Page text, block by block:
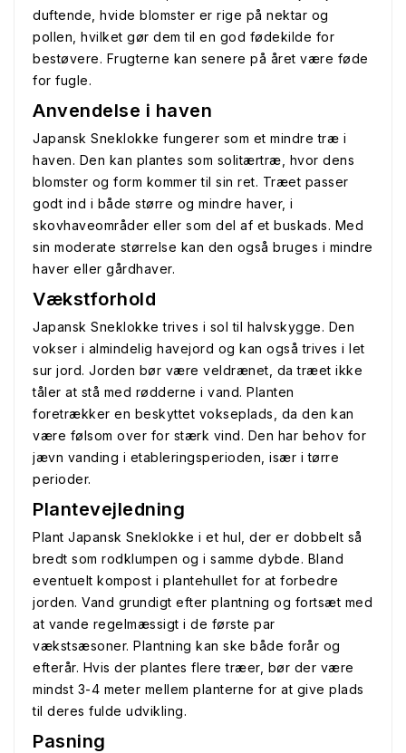
duftende, hvide blomster er rige på nektar og
pollen, hvilket gør dem til en god fødekilde for
bestøvere. Frugterne kan senere på året være føde
for fugle.
Anvendelse i haven
Japansk Sneklokke fungerer som et mindre træ i
haven. Den kan plantes som solitærtræ, hvor dens
blomster og form kommer til sin ret. Træet passer
godt ind i både større og mindre haver, i
skovhaveområder eller som del af et buskads. Med
sin moderate størrelse kan den også bruges i mindre
haver eller gårdhaver.
Vækstforhold
Japansk Sneklokke trives i sol til halvskygge. Den
vokser i almindelig havejord og kan også trives i let
sur jord. Jorden bør være veldrænet, da træet ikke
tåler at stå med rødderne i vand. Planten
foretrækker en beskyttet vokseplads, da den kan
være følsom over for stærk vind. Den har behov for
jævn vanding i etableringsperioden, især i tørre
perioder.
Plantevejledning
Plant Japansk Sneklokke i et hul, der er dobbelt så
bredt som rodklumpen og i samme dybde. Bland
eventuelt kompost i plantehullet for at forbedre
jorden. Vand grundigt efter plantning og fortsæt med
at vande regelmæssigt i de første par
vækstsæsoner. Plantning kan ske både forår og
efterår. Hvis der plantes flere træer, bør der være
mindst 3-4 meter mellem planterne for at give plads
til deres fulde udvikling.
Pasning